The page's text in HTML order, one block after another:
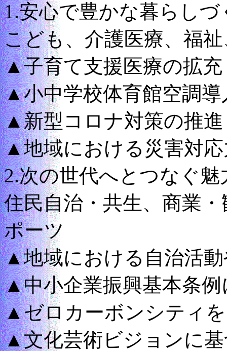
1.安心で豊かな暮らしづ
こども、介護医療、福
▲子育て支援医療の拡充
▲小中学校体育館空調導
▲新型コロナ対策の推進
▲地域における災害対応
2.次の世代へとつなぐ魅
住民自治・共生、商業
ポーツ
▲地域における自治活
▲中小企業振興基本条例
▲ゼロカーボンシティ
▲文化芸術ビジョンに